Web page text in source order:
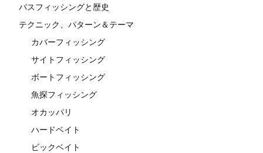
バスフィッシングと歴史
テクニック、パターン＆テーマ
カバーフィッシング
サイトフィッシング
ボートフィッシング
魚探フィッシング
オカッパリ
ハードベイト
ビックベイト